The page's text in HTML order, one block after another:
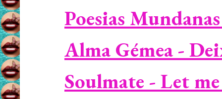
Poesias
Alma Gémea -
Soulmate - Let